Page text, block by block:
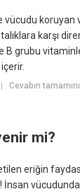
vücudu koruyan
karşı
B grubu
Cevabın
mi?
eriğin
İnsan